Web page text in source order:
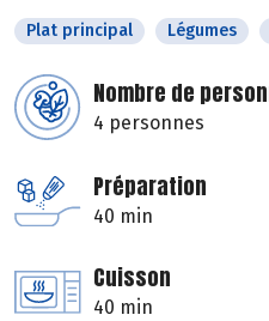
Plat principal Légumes
Nombre de
4 personnes
Préparation
40 min
Cuisson
40 min